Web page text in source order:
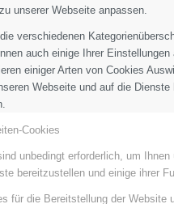
unserer Webseite anpassen.
verschiedenen
auch einige Ihrer Einstellungen
einiger Arten von Cookies
Webseite und auf die
Cookies
unbedingt erforderlich, um
bereitzustellen und einige ihrer
für die Bereitstellung der Website